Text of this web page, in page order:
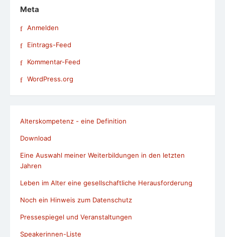
Meta
Anmelden
Eintrags-Feed
Kommentar-Feed
WordPress.org
Alterskompetenz - eine Definition
Download
Eine Auswahl meiner Weiterbildungen in den letzten
Jahren
Leben im Alter eine gesellschaftliche Herausforderung
Noch ein Hinweis zum Datenschutz
Pressespiegel und Veranstaltungen
Speakerinnen-Liste